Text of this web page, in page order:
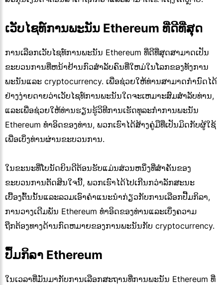
ເວັບໄຊທ໌ການພະນັນ Ethereum ທີ່ດີທີ່ສຸດ
ການເລືອກເວັບໄຊທ໌ການພະນັນ Ethereum ທີ່ດີທີ່ສຸດສາມາດເປັນ
ຂະບວນການທີ່ຫນ້າຢ້ານກົວສໍາລັບຄົນທີ່ໃຫມ່ໃນໂລກຂອງທັງການ
ພະນັນແລະ cryptocurrency. ເພື່ອຊ່ວຍໃຫ້ທ່ານສາມາດກໍານົດໄດ້
ຢ່າງງ່າຍດາຍວ່າເວັບໄຊທ໌ການພະນັນໃດຈະເຫມາະສົມສໍາລັບທ່ານ,
ແລະເພື່ອຊ່ວຍໃຫ້ທ່ານຮຽນຮູ້ວິທີການເຮັດທຸລະກໍາການພະນັນ
Ethereum ທໍາອິດຂອງທ່ານ, ພວກເຮົາໄດ້ສ້າງຄູ່ມືທີ່ເປັນມິດກັບຜູ້ໃຊ້
ເພື່ອເບິ່ງທ່ານຜ່ານຂະບວນການ.
ໃນຂະນະທີ່ໂບນັດຍິນດີຕ້ອນຮັບແມ່ນສ່ວນຫນຶ່ງທີ່ສໍາຄັນຂອງ
ຂະບວນການຕັດສິນໃຈນີ້, ພວກເຮົາໄດ້ໄປເກີນກວ່າລັກສະນະ
ເບື້ອງຕົ້ນນັ້ນແລະລວມເອົາຄໍາແນະນໍາກ່ຽວກັບການເລືອກປື້ມກິລາ,
ການວາງເດີມພັນ Ethereum ທໍາອິດຂອງທ່ານແລະເບິ່ງຄວາມ
ຖືກຕ້ອງທາງດ້ານກົດຫມາຍຂອງການພະນັນກັບ cryptocurrency.
ປຶ້ມກິລາ Ethereum
ໃນເວລາທີ່ມັນມາກັບການເລືອກສະຖານທີ່ການພະນັນ Ethereum ທີ່